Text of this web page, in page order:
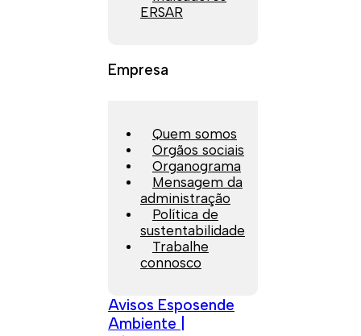
ERSAR
Empresa
Quem somos
Orgãos sociais
Organograma
Mensagem da
administração
Política de
sustentabilidade
Trabalhe
connosco
Avisos Esposende
Ambiente |